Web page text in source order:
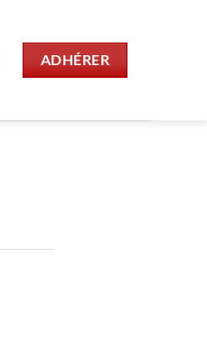
ADHÉRER